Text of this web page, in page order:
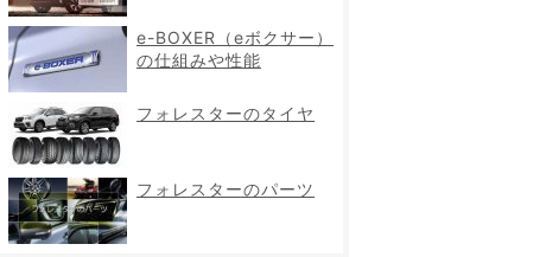
e-BOXER（eボクサー）
の仕組みや性能
フォレスターのタイヤ
フォレスターのパーツ